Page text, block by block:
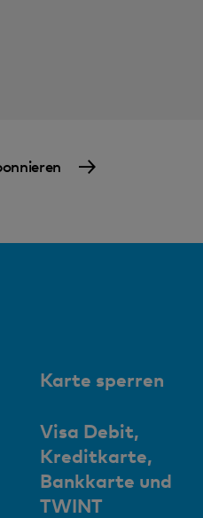
Karte sperren
Visa Debit,
Kreditkarte,
Bankkarte und
TWINT